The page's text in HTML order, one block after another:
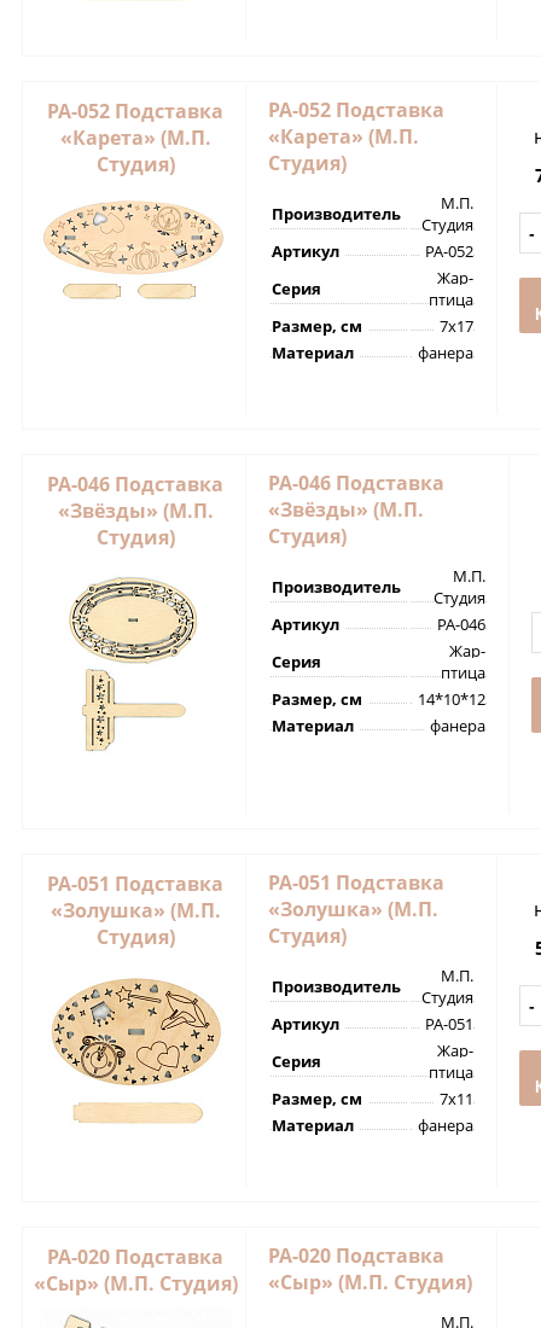
РА-052 Подставка
«Карета» (М.П.
Студия)
РА-052 Подставка
«Карета» (М.П.
Студия)
Производитель
М.П.
Студия
Артикул
РА-052
Серия
Жар-
птица
Размер, см
7х17
Материал
фанера
РА-046 Подставка
«Звёзды» (М.П.
Студия)
РА-046 Подставка
«Звёзды» (М.П.
Студия)
Производитель
М.П.
Студия
Артикул
РА-046
Серия
Жар-
птица
Размер, см
14*10*12
Материал
фанера
РА-051 Подставка
«Золушка» (М.П.
Студия)
РА-051 Подставка
«Золушка» (М.П.
Студия)
Производитель
М.П.
Студия
Артикул
РА-051
Серия
Жар-
птица
Размер, см
7х11
Материал
фанера
РА-020 Подставка
«Сыр» (М.П. Студия)
РА-020 Подставка
«Сыр» (М.П. Студия)
М.П.